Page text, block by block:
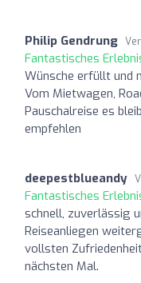
Philip Gendrung
Fantastisches
Wünsche erfüllt und
Vom Mietwagen,
Pauschalreise es
empfehlen
deepestblueandy
Fantastisches
schnell, zuverlässig
Reiseanliegen
vollsten
nächsten Mal.